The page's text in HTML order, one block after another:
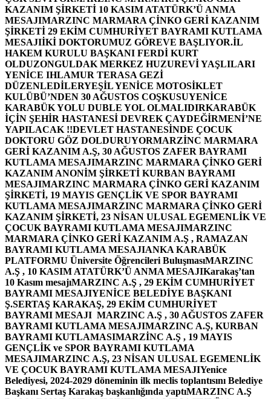
KAZANIM ŞİRKETİ 10 KASIM ATATÜRK’Ü ANMA
MESAJIMARZINC MARMARA ÇİNKO GERİ KAZANIM
ŞİRKETİ 29 EKİM CUMHURİYET BAYRAMI KUTLAMA
MESAJIİKİ DOKTORUMUZ GÖREVE BAŞLIYOR.İL
HAKEM KURULU BAŞKANI FERDİ KURT
OLDUZONGULDAK MERKEZ HUZUREVİ YAŞLILARI
YENİCE IHLAMUR TERASA GEZİ
DÜZENLEDİLERYEŞİL YENİCE MOTOSİKLET
KULÜBÜ’NDEN 30 AĞUSTOS COŞKUSUYENİCE
KARABÜK YOLU DUBLE YOL OLMALIDIRKARABÜK
İÇİN ŞEHİR HASTANESİ DEVREK ÇAYDEĞİRMENİ’NE
YAPILACAK !!DEVLET HASTANESİNDE ÇOCUK
DOKTORU GÖZ DOLDURUYORMARZİNC MARMARA
GERİ KAZANIM A.Ş, 30 AĞUSTOS ZAFER BAYRAMI
KUTLAMA MESAJIMARZINC MARMARA ÇİNKO GERİ
KAZANIM ANONİM ŞİRKETİ KURBAN BAYRAMI
MESAJIMARZINC MARMARA ÇİNKO GERİ KAZANIM
ŞİRKETİ, 19 MAYIS GENÇLİK VE SPOR BAYRAMI
KUTLAMA MESAJIMARZINC MARMARA ÇİNKO GERİ
KAZANIM ŞİRKETİ, 23 NİSAN ULUSAL EGEMENLİK VE
ÇOCUK BAYRAMI KUTLAMA MESAJIMARZINC
MARMARA ÇİNKO GERİ KAZANIM A.Ş , RAMAZAN
BAYRAMI KUTLAMA MESAJIANKA KARABÜK
PLATFORMU Üniversite Öğrencileri BuluşmasıMARZINC
A.Ş , 10 KASIM ATATÜRK’Ü ANMA MESAJIKarakaş’tan
10 Kasım mesajıMARZINC A.Ş , 29 EKİM CUMHURİYET
BAYRAMI MESAJIYENİCE BELEDİYE BAŞKANI
Ş.SERTAŞ KARAKAŞ, 29 EKİM CUMHURİYET
BAYRAMI MESAJI MARZINC A.Ş , 30 AĞUSTOS ZAFER
BAYRAMI KUTLAMA MESAJIMARZINC A.Ş, KURBAN
BAYRAMI KUTLAMASIMARZİNC A.Ş , 19 MAYIS
GENÇLİK ve SPOR BAYRAMI KUTLAMA
MESAJIMARZINC A.Ş, 23 NİSAN ULUSAL EGEMENLİK
VE ÇOCUK BAYRAMI KUTLAMA MESAJIYenice
Belediyesi, 2024-2029 döneminin ilk meclis toplantısını Belediye
Başkanı Sertaş Karakaş başkanlığında yaptıMARZINC A.Ş